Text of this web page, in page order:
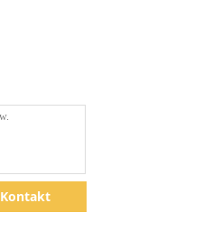
Kontakt